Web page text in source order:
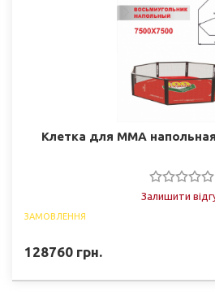
Клетка для ММА
Залишити
ЗАМОВЛЕННЯ
128760 грн.